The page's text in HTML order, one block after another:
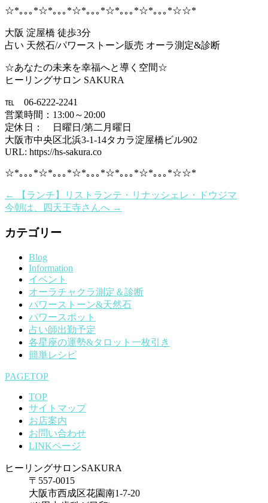
☆*｡｡｡*☆*｡｡｡*☆*｡｡｡*☆*｡｡｡*☆*｡｡｡*☆☆*
大阪 淀屋橋 徒歩3分
占い 天然石/パワーストーン販売 オーラ測定&診断
☆あなたの未来を幸福へと導く空間☆
ヒーリングサロン SAKURA
℡ 06-6222-2241
営業時間：13:00～20:00
定休日： 日曜日/第二月曜日
大阪市中央区北浜3-1-14タカラ淀屋橋ビル902
URL: https://hs-sakura.co
☆*｡｡｡*☆*｡｡｡*☆*｡｡｡*☆*｡｡｡*☆*｡｡｡*☆☆*
←
【ランチ】リストランテ・リナッシェレ・ドウジマ
今朝は、四天王寺さんへ →
カテゴリー
Blog
Information
イベント
オーラチャクラ測定＆診断
パワーストーン&天然石
パワースポット
占い師出勤予定
各星座の運勢&タロット一枚引き
簡単レシピ
PAGETOP
TOP
サイトマップ
お店案内
お問い合わせ
LINKページ
ヒーリングサロンSAKURA
〒557-0015
大阪市西成区花園南1-7-20